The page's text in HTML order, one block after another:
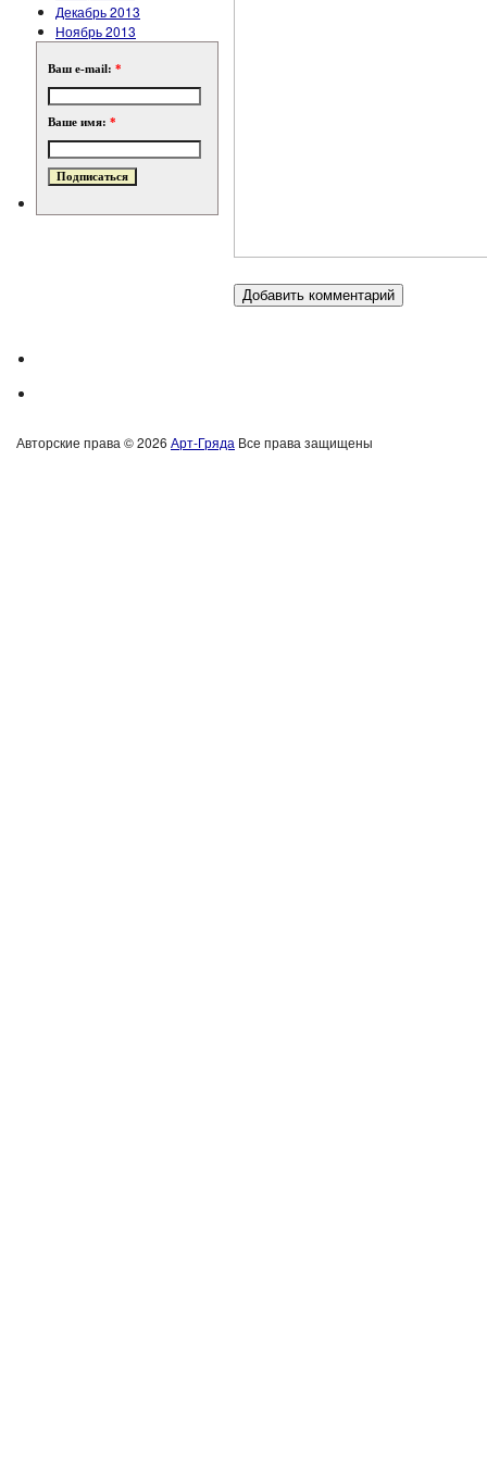
Декабрь 2013
Ноябрь 2013
Ваш e-mail: *
Ваше имя: *
Авторские права © 2026 Арт-Гряда Все права защищены